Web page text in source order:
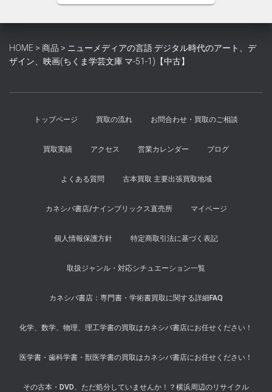
¥800
し
た。
は
で
す。
HOME > 商品 > ニューメディアの言語 デジタル時代のアート、デ
ザイン、映画(ちくま学芸文庫 マ-51-1)【中古】
トップページ 買取の流れ お問合わせ・買取のご相談
買取実績 アクセス 営業カレンダー ブログ
よくある質問 古本買取 主要出張買取地域
カネシバ書店/ナインブリックス直売所 マイページ
個人情報保護方針 特定商取引法に基づく表記
取扱ジャンル・対応シチュエーション一覧
カネシバ書店：専門書・学術書買取に関する詳細FAQ
化学、数学、物理、理工学書の買取はカネシバ書店にお任せください！
医学書・歯科学書・獣医学書の買取はカネシバ書店にお任せください！
その古本・DVD、ただ処分していませんか！？横浜周辺のリサイクル